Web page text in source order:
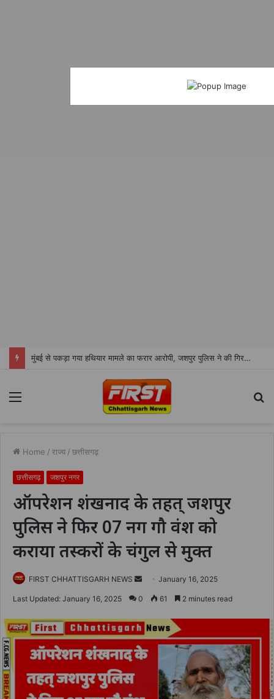
मुंबई से पकड़ा गया हथियार मामले का फरार आरोपी, जशपुर पुलिस ने की गिरफ्तारी
Menu
Home / राज्य / छत्तीसगढ़
छत्तीसगढ़ जशपुर नगर
ऑपरेशन शंखनाद के तहत् जशपुर
पुलिस ने फिर 07 नग गौ वंश को
कराया तस्करों के चंगुल से मुक्त
FIRST CHHATTISGARH NEWS
SendJanuary 16, 2025
Last Updated: January 16, 2025 0 61 2 minutes read